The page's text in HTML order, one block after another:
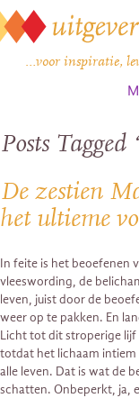
…voor inspiratie,
Posts Tagged
De zestien
het ultieme
In feite is het beoefenen
vleeswording, de
leven, juist door de
weer op te pakken. En
Licht tot dit stroperige lijf
totdat het lichaam intiem
alle leven. Dat is wat de
schatten. Onbeperkt, ja,